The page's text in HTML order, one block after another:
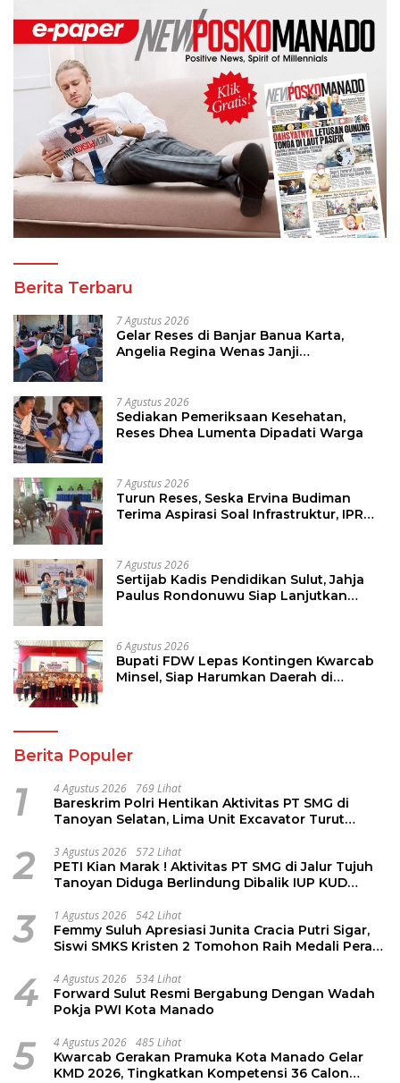
Berita Terbaru
7 Agustus 2026
Gelar Reses di Banjar Banua Karta,
Angelia Regina Wenas Janji
7 Agustus 2026
Sediakan Pemeriksaan Kesehatan,
Reses Dhea Lumenta Dipadati Warga
7 Agustus 2026
Turun Reses, Seska Ervina Budiman
Terima Aspirasi Soal Infrastruktur, IPR
7 Agustus 2026
Sertijab Kadis Pendidikan Sulut, Jahja
Paulus Rondonuwu Siap Lanjutkan
6 Agustus 2026
Bupati FDW Lepas Kontingen Kwarcab
Minsel, Siap Harumkan Daerah di
Berita Populer
1 4 Agustus 2026 769 Lihat
Bareskrim Polri Hentikan Aktivitas PT SMG di
Tanoyan Selatan, Lima Unit Excavator Turut
2 3 Agustus 2026 572 Lihat
PETI Kian Marak ! Aktivitas PT SMG di Jalur Tujuh
Tanoyan Diduga Berlindung Dibalik IUP KUD
3 1 Agustus 2026 542 Lihat
Femmy Suluh Apresiasi Junita Cracia Putri Sigar,
Siswi SMKS Kristen 2 Tomohon Raih Medali Perak
4 4 Agustus 2026 534 Lihat
Forward Sulut Resmi Bergabung Dengan Wadah
Pokja PWI Kota Manado
5 4 Agustus 2026 485 Lihat
Kwarcab Gerakan Pramuka Kota Manado Gelar
KMD 2026, Tingkatkan Kompetensi 36 Calon